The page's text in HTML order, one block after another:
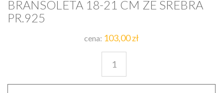
BRANSOLETA 18-21 CM ZE SREBRA
PR.925
cena: 103,00 zł